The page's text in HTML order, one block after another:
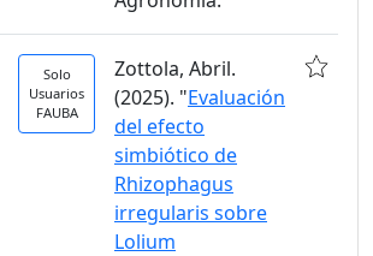
Solo
Usuarios
FAUBA
Zottola, Abril.
(2025). "Evaluación
del efecto
simbiótico de
Rhizophagus
irregularis sobre
Lolium